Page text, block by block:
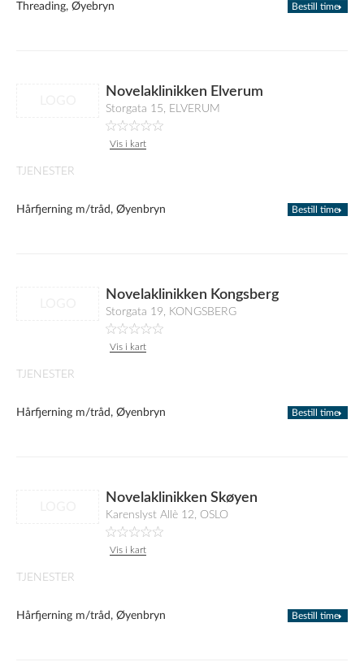
Threading, Øyebryn Bestill time
Novelaklinikken Elverum
Storgata 15, ELVERUM
Vis i kart
TJENESTER
Hårfjerning m/tråd, Øyenbryn Bestill time
Novelaklinikken Kongsberg
Storgata 19, KONGSBERG
Vis i kart
TJENESTER
Hårfjerning m/tråd, Øyenbryn Bestill time
Novelaklinikken Skøyen
Karenslyst Allè 12, OSLO
Vis i kart
TJENESTER
Hårfjerning m/tråd, Øyenbryn Bestill time